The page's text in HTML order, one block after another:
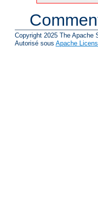
Copyright 2025 The Apache
Autorisé sous Apache